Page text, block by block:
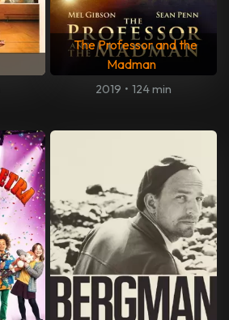
The Professor and the
Madman
2019 • 124 min